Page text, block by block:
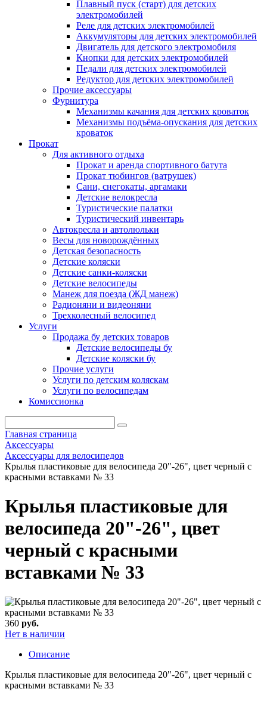
Плавный пуск (старт) для детских
электромобилей
Реле для детских электромобилей
Аккумуляторы для детских электромобилей
Двигатель для детского электромобиля
Кнопки для детских электромобилей
Педали для детских электромобилей
Редуктор для детских электромобилей
Прочие аксессуары
Фурнитура
Механизмы качания для детских кроваток
Механизмы подъёма-опускания для детских
кроваток
Прокат
Для активного отдыха
Прокат и аренда спортивного батута
Прокат тюбингов (ватрушек)
Сани, снегокаты, аргамаки
Детские велокресла
Туристические палатки
Туристический инвентарь
Автокресла и автолюльки
Весы для новорождённых
Детская безопасность
Детские коляски
Детские санки-коляски
Детские велосипеды
Манеж для поезда (ЖД манеж)
Радионяни и видеоняни
Трехколесный велосипед
Услуги
Продажа бу детских товаров
Детские велосипеды бу
Детские коляски бу
Прочие услуги
Услуги по детским коляскам
Услуги по велосипедам
Комиссионка
Главная страница
Аксессуары
Аксессуары для велосипедов
Крылья пластиковые для велосипеда 20"-26", цвет черный с
красными вставками № 33
Крылья пластиковые для
велосипеда 20"-26", цвет
черный с красными
вставками № 33
360 руб.
Нет в наличии
Описание
Крылья пластиковые для велосипеда 20"-26", цвет черный с
красными вставками № 33